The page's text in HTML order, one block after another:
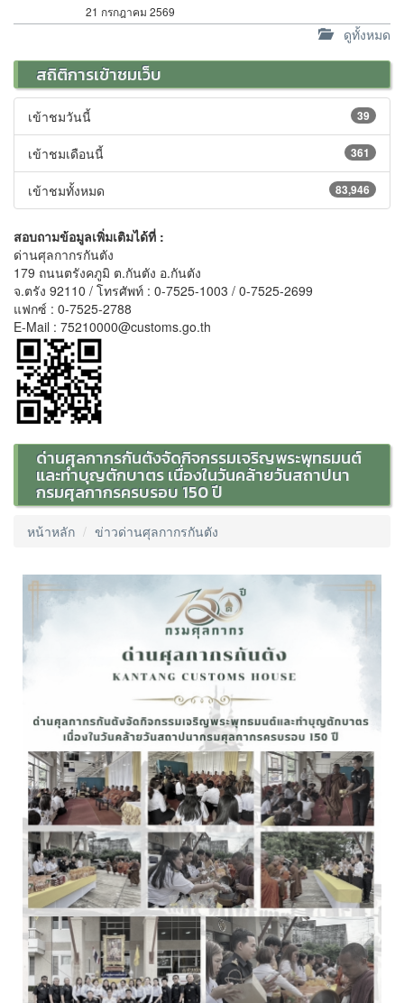
21 กรกฎาคม 2569
ดูทั้งหมด
สถิติการเข้าชมเว็บ
39
เข้าชมวันนี้
361
เข้าชมเดือนนี้
83,946
เข้าชมทั้งหมด
สอบถามข้อมูลเพิ่มเติมได้ที่ :
ด่านศุลกากรกันตัง
179 ถนนตรังคภูมิ ต.กันตัง อ.กันตัง
จ.ตรัง 92110 / โทรศัพท์ : 0-7525-1003 / 0-7525-2699
แฟกซ์ : 0-7525-2788
E-Mail : 75210000@customs.go.th
ด่านศุลกากรกันตังจัดกิจกรรมเจริญพระพุทธมนต์
และทำบุญตักบาตร เนื่องในวันคล้ายวันสถาปนา
กรมศุลกากรครบรอบ 150 ปี
หน้าหลัก ข่าวด่านศุลกากรกันตัง